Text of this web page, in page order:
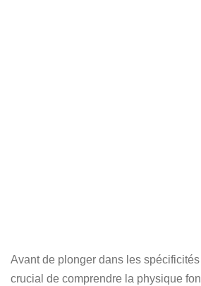
Avant de plonger dans les
crucial de comprendre la physique